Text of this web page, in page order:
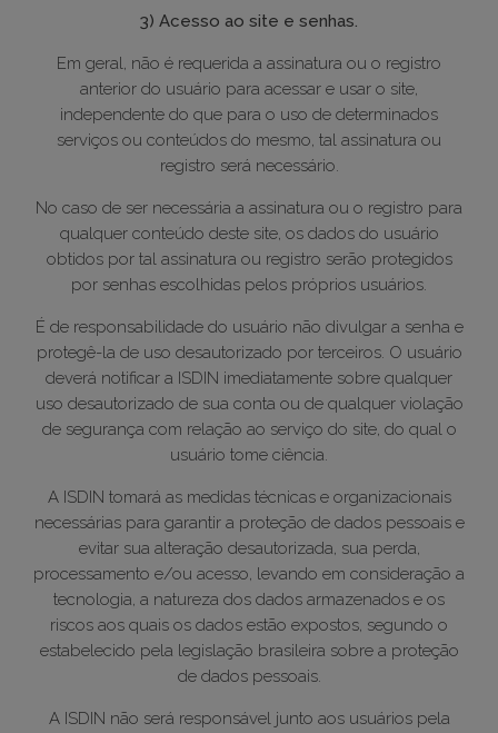
3) Acesso ao site e senhas.
Em geral, não é requerida a assinatura ou o registro
anterior do usuário para acessar e usar o site,
independente do que para o uso de determinados
serviços ou conteúdos do mesmo, tal assinatura ou
registro será necessário.
No caso de ser necessária a assinatura ou o registro para
qualquer conteúdo deste site, os dados do usuário
obtidos por tal assinatura ou registro serão protegidos
por senhas escolhidas pelos próprios usuários.
É de responsabilidade do usuário não divulgar a senha e
protegê-la de uso desautorizado por terceiros. O usuário
deverá notificar a ISDIN imediatamente sobre qualquer
uso desautorizado de sua conta ou de qualquer violação
de segurança com relação ao serviço do site, do qual o
usuário tome ciência.
A ISDIN tomará as medidas técnicas e organizacionais
necessárias para garantir a proteção de dados pessoais e
evitar sua alteração desautorizada, sua perda,
processamento e/ou acesso, levando em consideração a
tecnologia, a natureza dos dados armazenados e os
riscos aos quais os dados estão expostos, segundo o
estabelecido pela legislação brasileira sobre a proteção
de dados pessoais.
A ISDIN não será responsável junto aos usuários pela